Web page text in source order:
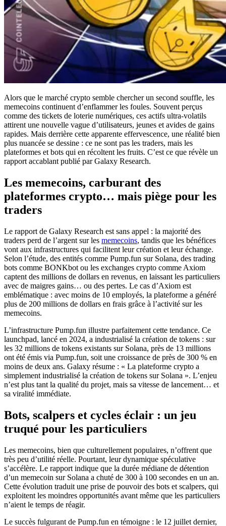
Alors que le marché crypto semble chercher un second souffle, les
memecoins continuent d’enflammer les foules. Souvent perçus
comme des tickets de loterie numériques, ces actifs ultra-volatils
attirent une nouvelle vague d’utilisateurs, jeunes et avides de gains
rapides. Mais derrière cette apparente effervescence, une réalité bien
plus nuancée se dessine : ce ne sont pas les traders, mais les
plateformes et bots qui en récoltent les fruits. C’est ce que révèle un
rapport accablant publié par Galaxy Research.
Les memecoins, carburant des
plateformes crypto… mais piège pour les
traders
Le rapport de Galaxy Research est sans appel : la majorité des
traders perd de l’argent sur les memecoins, tandis que les bénéfices
vont aux infrastructures qui facilitent leur création et leur échange.
Selon l’étude, des entités comme Pump.fun sur Solana, des trading
bots comme BONKbot ou les exchanges crypto comme Axiom
captent des millions de dollars en revenus, en laissant les particuliers
avec de maigres gains… ou des pertes. Le cas d’Axiom est
emblématique : avec moins de 10 employés, la plateforme a généré
plus de 200 millions de dollars en frais grâce à l’activité sur les
memecoins.
L’infrastructure Pump.fun illustre parfaitement cette tendance. Ce
launchpad, lancé en 2024, a industrialisé la création de tokens : sur
les 32 millions de tokens existants sur Solana, près de 13 millions
ont été émis via Pump.fun, soit une croissance de près de 300 % en
moins de deux ans. Galaxy résume : « La plateforme crypto a
simplement industrialisé la création de tokens sur Solana ». L’enjeu
n’est plus tant la qualité du projet, mais sa vitesse de lancement… et
sa viralité immédiate.
Bots, scalpers et cycles éclair : un jeu
truqué pour les particuliers
Les memecoins, bien que culturellement populaires, n’offrent que
très peu d’utilité réelle. Pourtant, leur dynamique spéculative
s’accélère. Le rapport indique que la durée médiane de détention
d’un memecoin sur Solana a chuté de 300 à 100 secondes en un an.
Cette évolution traduit une prise de pouvoir des bots et scalpers, qui
exploitent les moindres opportunités avant même que les particuliers
n’aient le temps de réagir.
Le succès fulgurant de Pump.fun en témoigne : le 12 juillet dernier,